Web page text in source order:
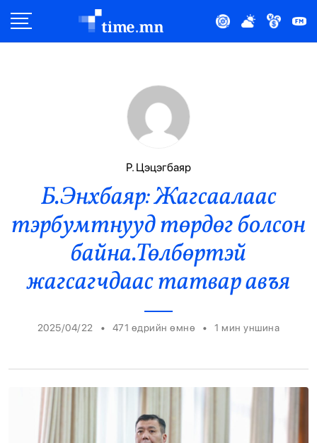
Эдийн Засаг
Нийтлэлчийн Булан
Эрүүл Мэнд
Орон Нутаг
Эрэн Сурвалжилга
Р. Цэцэгбаяр
Б.Энхбаяр: Жагсаалаас
тэрбумтнууд төрдөг болсон
байна.Төлбөртэй
жагсагчдаас татвар авъя
2025/04/22 • 471 өдрийн өмнө • 1 мин уншина